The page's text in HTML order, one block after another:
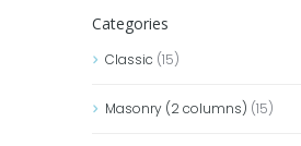
Categories
Classic (15)
Masonry (2 columns) (15)